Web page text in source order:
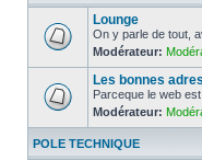
Lounge
On y parle de tout,
Modérateur:
Les bonnes
Parceque le web est
Modérateur:
POLE TECHNIQUE